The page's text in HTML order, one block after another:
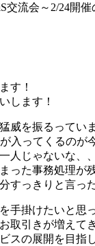
交流会～2/24開催
す！
します！
威を振るってい
入ってくるのが
人じゃないな、
った事務処理が
すっきりと言っ
手掛けたいと思
取引きが増えて
スの展開を目指